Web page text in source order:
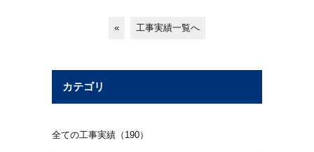
« 工事実績一覧へ
カテゴリ
全ての工事実績（190）